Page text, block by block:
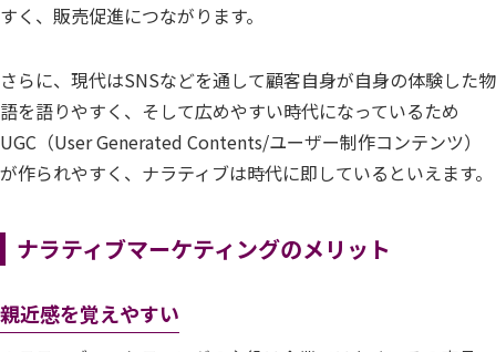
すく、販売促進につながります。
さらに、現代はSNSなどを通して顧客自身が自身の体験した物
語を語りやすく、そして広めやすい時代になっているため
UGC（User Generated Contents/ユーザー制作コンテンツ）
が作られやすく、ナラティブは時代に即しているといえます。
ナラティブマーケティングのメリット
親近感を覚えやすい